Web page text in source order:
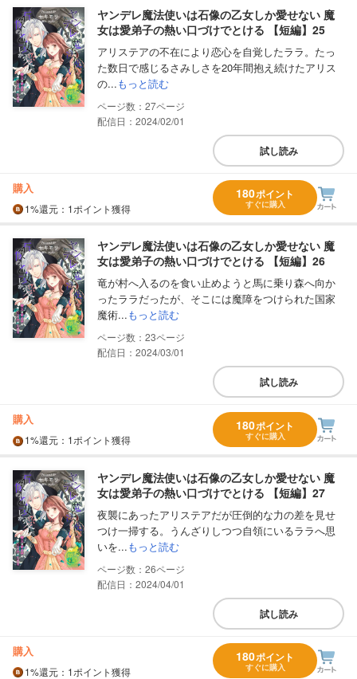
ヤンデレ魔法使いは石像の乙女しか愛せない 魔
女は愛弟子の熱い口づけでとける 【短編】25
アリステアの不在により恋心を自覚したララ。たっ
た数日で感じるさみしさを20年間抱え続けたアリス
の...もっと読む
27
配信日：2024/02/01
試し読み
購入
1%還元 ：1ポイント獲得
180ポイント
すぐに購入
ヤンデレ魔法使いは石像の乙女しか愛せない 魔
女は愛弟子の熱い口づけでとける 【短編】26
竜が村へ入るのを食い止めようと馬に乗り森へ向か
ったララだったが、そこには魔障をつけられた国家
魔術...もっと読む
23
配信日：2024/03/01
試し読み
購入
1%還元 ：1ポイント獲得
180ポイント
すぐに購入
ヤンデレ魔法使いは石像の乙女しか愛せない 魔
女は愛弟子の熱い口づけでとける 【短編】27
夜襲にあったアリステアだが圧倒的な力の差を見せ
つけ一掃する。うんざりしつつ自領にいるララへ思
いを...もっと読む
26
配信日：2024/04/01
試し読み
購入
1%還元 ：1ポイント獲得
180ポイント
すぐに購入